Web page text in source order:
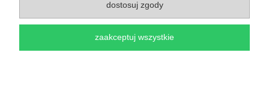
Ważne Informacje
dostosuj zgody
zaakceptuj wszystkie